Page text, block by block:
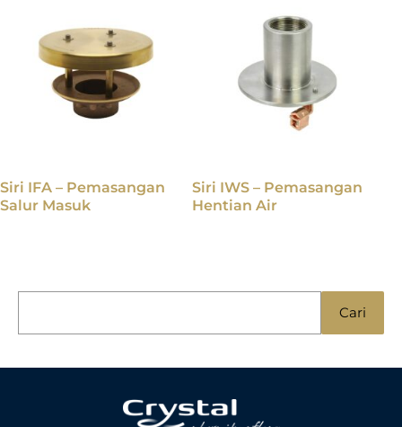
Cari
Siri IFA – Pemasangan
Salur Masuk
Siri IWS – Pemasangan
Hentian Air